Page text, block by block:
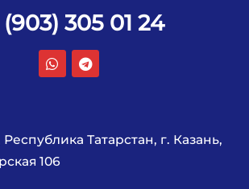
(903) 305 01 24
Татарстан, г. Казань,
106